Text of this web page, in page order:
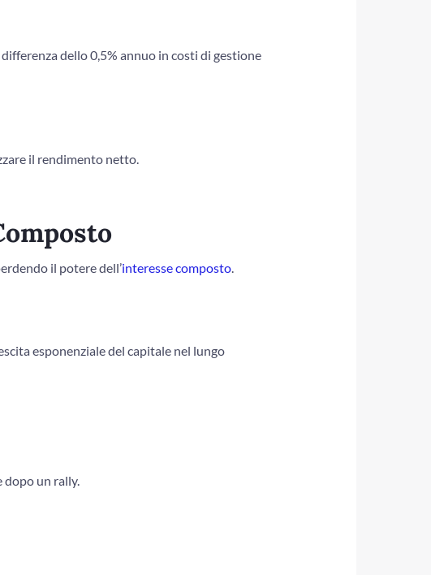
dello 0,5% annuo in costi di gestione
il rendimento netto.
il potere dell’interesse composto.
esponenziale del capitale nel lungo
dopo un rally.